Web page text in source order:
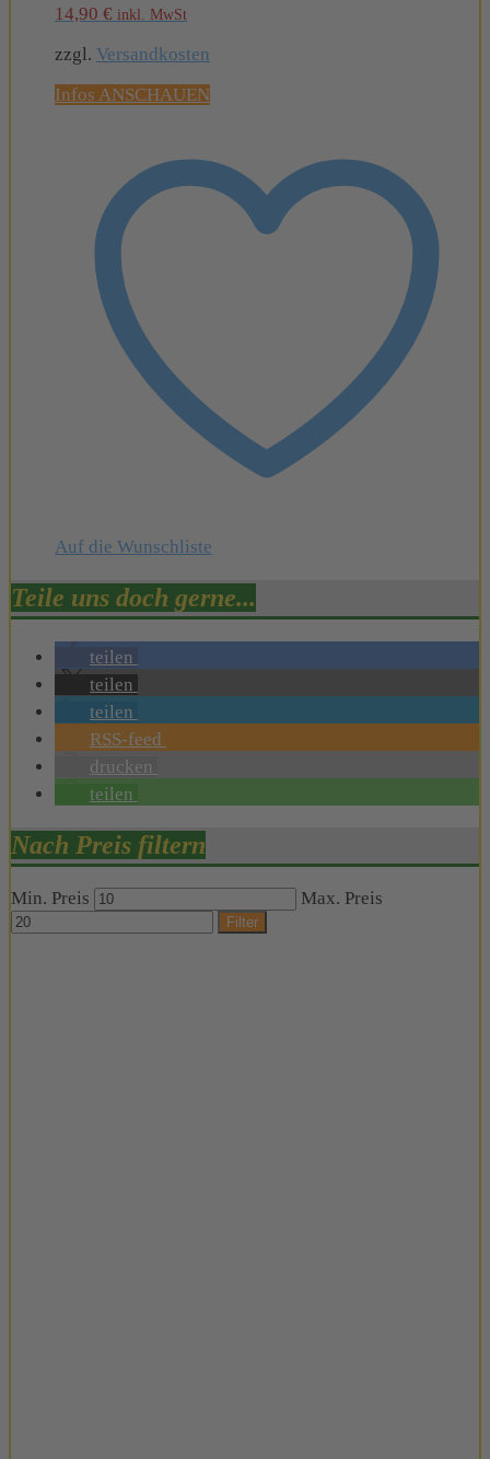
14,90 € inkl. MwSt
zzgl. Versandkosten
Infos ANSCHAUEN
Auf die Wunschliste
Teile uns doch gerne...
teilen
teilen
teilen
RSS-feed
drucken
teilen
Nach Preis filtern
Min. Preis Max. Preis
Filter